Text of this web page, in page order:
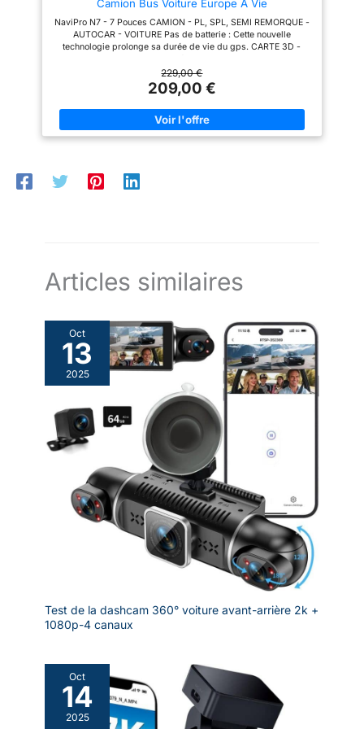
votre TomTom GO Professional
intégrée qui facilite l'installation
des mises à jour, sans avoir
besoin d'un ordinateur.
Camion Bus Voiture Europe A Vie
NaviPro N7 - 7 Pouces CAMION - PL, SPL, SEMI REMORQUE -
AUTOCAR - VOITURE Pas de batterie : Cette nouvelle
technologie prolonge sa durée de vie du gps. CARTE 3D -
longueur, Poids maximum autorisé, Poids réel, Avec ou sans
remorque, Nombres d’essieux, Chargement ADR (matière
dangereuse) Info Trafic via smartphone - Prix du carburant -
Multimedia – Audio, Video, Images YouTube Mises à jour via
Wi-Fi - Directement a partir de votre appareil - www.navipro-
france.com
229,00 €
209,00 €
Articles similaires
Oct
13
2025
Test de la dashcam 360° voiture avant-arrière 2k +
1080p-4 canaux
Oct
14
2025